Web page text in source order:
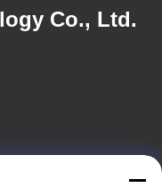
Co., Ltd.